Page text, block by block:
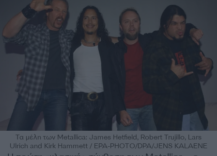
Τα μέλη των Metallica: James Hetfield, Robert Trujillo, Lars
Ulrich and Kirk Hammett / EPA-PHOTO/DPA/JENS KALAENE